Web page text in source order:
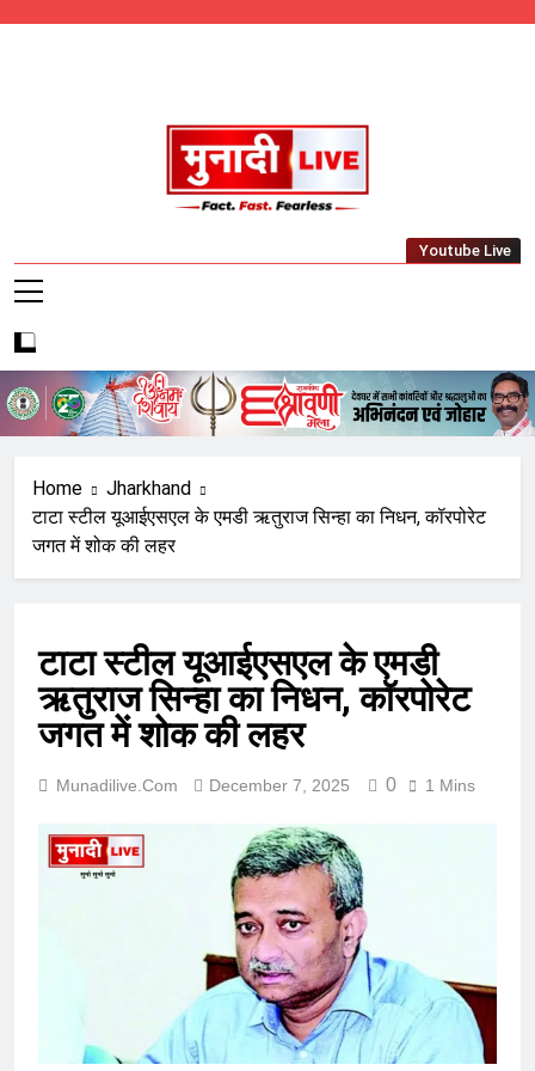
Munadi Live – Jharkhand's Leading Local
Youtube Live
Home
Jharkhand
टाटा स्टील यूआईएसएल के एमडी ऋतुराज सिन्हा का निधन, कॉरपोरेट
जगत में शोक की लहर
टाटा स्टील यूआईएसएल के एमडी
ऋतुराज सिन्हा का निधन, कॉरपोरेट
जगत में शोक की लहर
Munadilive.com December 7, 2025 0 1 Mins